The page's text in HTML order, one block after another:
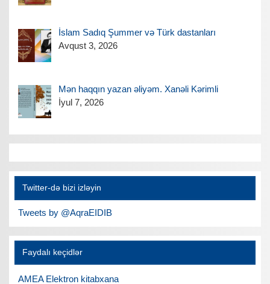
İslam Sadıq Şummer və Türk dastanları
Avqust 3, 2026
Mən haqqın yazan əliyəm. Xanəli Kərimli
İyul 7, 2026
Twitter-də bizi izləyin
Tweets by @AqraEIDIB
Faydalı keçidlər
AMEA Elektron kitabxana